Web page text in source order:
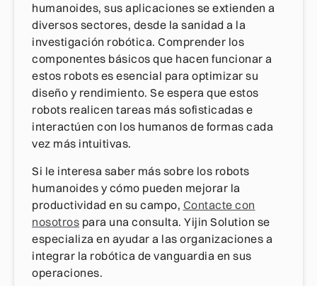
humanoides, sus aplicaciones se extienden a
diversos sectores, desde la sanidad a la
investigación robótica. Comprender los
componentes básicos que hacen funcionar a
estos robots es esencial para optimizar su
diseño y rendimiento. Se espera que estos
robots realicen tareas más sofisticadas e
interactúen con los humanos de formas cada
vez más intuitivas.
Si le interesa saber más sobre los robots
humanoides y cómo pueden mejorar la
productividad en su campo, Contacte con
nosotros para una consulta. Yijin Solution se
especializa en ayudar a las organizaciones a
integrar la robótica de vanguardia en sus
operaciones.